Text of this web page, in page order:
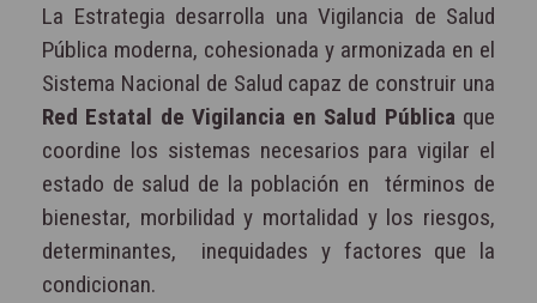
La Estrategia desarrolla una Vigilancia de Salud
Pública moderna, cohesionada y armonizada en el
Sistema Nacional de Salud capaz de construir una
Red Estatal de Vigilancia en Salud Públicaque
coordine los sistemas necesarios para vigilar el
estado de salud de la población en
términos de
bienestar, morbilidad y mortalidad y los riesgos,
determinantes,
inequidades y factores que la
condicionan.